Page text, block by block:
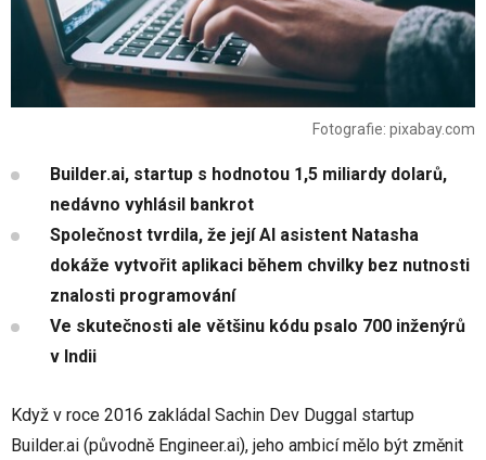
Fotografie: pixabay.com
Builder.ai, startup s hodnotou 1,5 miliardy dolarů,
nedávno vyhlásil bankrot
Společnost tvrdila, že její AI asistent Natasha
dokáže vytvořit aplikaci během chvilky bez nutnosti
znalosti programování
Ve skutečnosti ale většinu kódu psalo 700 inženýrů
v Indii
Když v roce 2016 zakládal Sachin Dev Duggal startup
Builder.ai (původně Engineer.ai), jeho ambicí mělo být změnit